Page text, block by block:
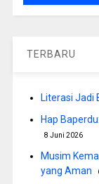
TERBARU
Literasi Jadi
Hap
8 Juni 2026
Musim
yang Aman